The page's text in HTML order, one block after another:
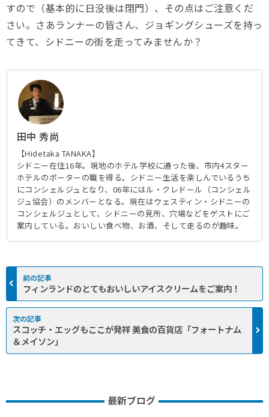
すので（基本的に日没後は閉門）、その点はご注意くだ
さい。さあランナーの皆さん、ジョギングシューズを持っ
てきて、シドニーの街を走ってみませんか？
田中 秀尚
【Hidetaka TANAKA】
シドニー在住16年。現地のホテル学校に通った後、市内4スター
ホテルのポーターの職を得る。シドニー生活を楽しんでいるうち
にコンシェルジュとなり、06年にはル・クレドール（コンシェル
ジュ協会）のメンバーとなる。現在はウェスティン・シドニーの
コンシェルジュとして、シドニーの見所、穴場などをゲストにご
案内している。おいしい食べ物、お酒、そして走るのが趣味。
フィンランドのとてもおいしいアイスクリームをご案内！
スコッチ・エッグもここが発祥 美食の百貨店「フォートナム
＆メイソン」
最新ブログ